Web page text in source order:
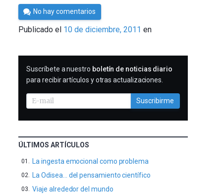
Por
Cultura
Cientifica
No hay comentarios
Publicado el 10 de diciembre, 2011 en
SUSCRIBIRME
Suscríbete a nuestro boletín de noticias diario
para recibir artículos y otras actualizaciones.
Suscribirme
ÚLTIMOS ARTÍCULOS
La ingesta emocional como problema
La Odisea… del pensamiento científico
Viaje alrededor del mundo